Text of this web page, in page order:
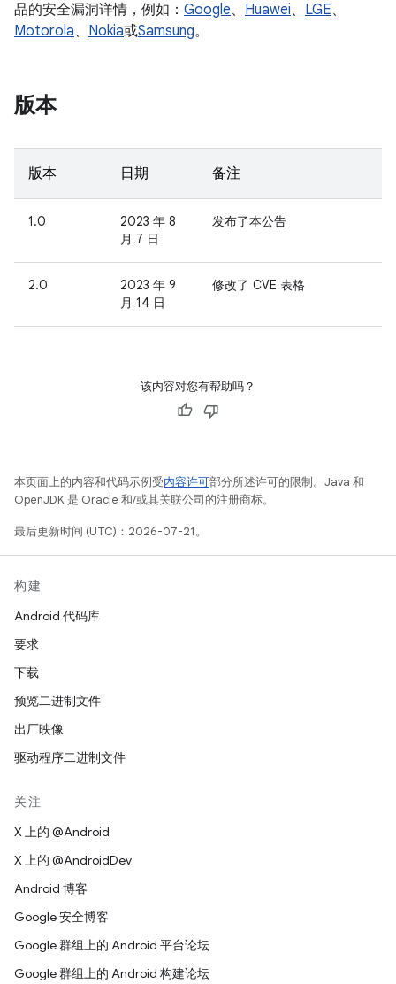
品的安全漏洞详情，例如： Google、 Huawei、 LGE、
Motorola、 Nokia或Samsung。
版本
版本 日期 备注
1.0
2023 年 8
月 7 日
发布了本公告
2.0
2023 年 9
月 14 日
修改了 CVE 表格
该内容对您有帮助吗？
本页面上的内容和代码示例受内容许可部分所述许可的限制。Java 和
OpenJDK 是 Oracle 和/或其关联公司的注册商标。
最后更新时间 (UTC)：2026-07-21。
构建
Android 代码库
要求
下载
预览二进制文件
出厂映像
驱动程序二进制文件
关注
X 上的 @Android
X 上的 @AndroidDev
Android 博客
Google 安全博客
Google 群组上的 Android 平台论坛
Google 群组上的 Android 构建论坛